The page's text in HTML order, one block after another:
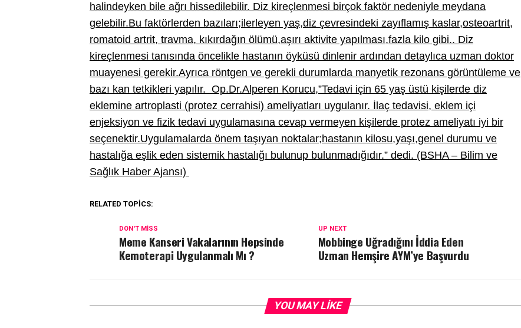
halindeyken bile ağrı hissedilebilir. Diz kireçlenmesi birçok faktör nedeniyle meydana
gelebilir.Bu faktörlerden bazıları;ilerleyen yaş,diz çevresindeki zayıflamış kaslar,osteoartrit,
romatoid artrit, travma, kıkırdağın ölümü,aşırı aktivite yapılması,fazla kilo gibi.. Diz
kireçlenmesi tanısında öncelikle hastanın öyküsü dinlenir ardından detaylıca uzman doktor
muayenesi gerekir.Ayrıca röntgen ve gerekli durumlarda manyetik rezonans görüntüleme ve
bazı kan tetkikleri yapılır. Op.Dr.Alperen Korucu,”Tedavi için 65 yaş üstü kişilerde diz
eklemine artroplasti (protez cerrahisi) ameliyatları uygulanır. İlaç tedavisi, eklem içi
enjeksiyon ve fizik tedavi uygulamasına cevap vermeyen kişilerde protez ameliyatı iyi bir
seçenektir.Uygulamalarda önem taşıyan noktalar;hastanın kilosu,yaşı,genel durumu ve
hastalığa eşlik eden sistemik hastalığı bulunup bulunmadığıdır.” dedi. (BSHA – Bilim ve
Sağlık Haber Ajansı)
RELATED TOPICS:
UP NEXT
Mobbinge Uğradığını İddia Eden
Uzman Hemşire AYM’ye Başvurdu
DON'T MISS
Meme Kanseri Vakalarının Hepsinde
Kemoterapi Uygulanmalı Mı ?
YOU MAY LIKE